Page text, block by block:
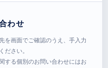
わせ
を画面でご確認のうえ、手入力
ださい。
する個別のお問い合わせにはお